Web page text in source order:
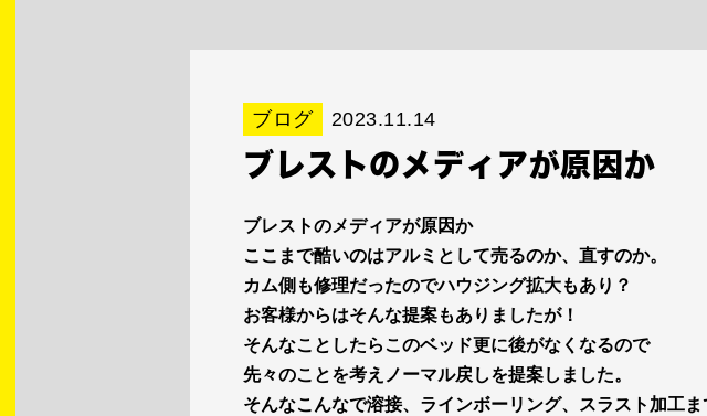
ブログ 2023.11.14
ブレストのメディアが原因か
ブレストのメディアが原因か
ここまで酷いのはアルミとして売るのか、直すのか。
カム側も修理だったのでハウジング拡大もあり？
お客様からはそんな提案もありましたが！
そんなことしたらこのベッド更に後がなくなるので
先々のことを考えノーマル戻しを提案しました。
そんなこんなで溶接、ラインボーリング、スラスト加工ま